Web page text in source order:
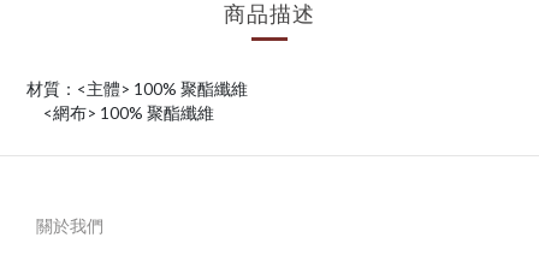
商品描述
材質：<主體> 100% 聚酯纖維
<網布> 100% 聚酯纖維
關於我們